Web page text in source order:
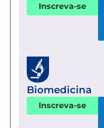
Inscreva-se
Biomedicina
Inscreva-se